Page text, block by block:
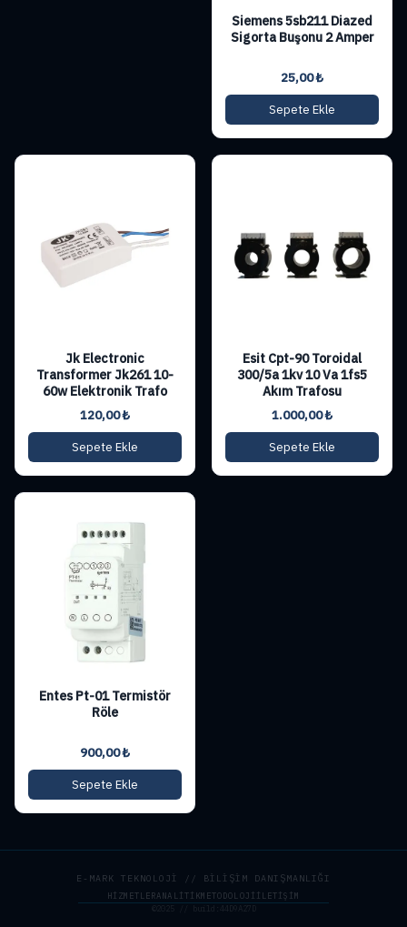
Siemens 5sb211 Diazed
Sigorta Buşonu 2 Amper
25,00₺
Sepete Ekle
Jk Electronic
Transformer Jk261 10-
60w Elektronik Trafo
120,00₺
Sepete Ekle
Esit Cpt-90 Toroidal
300/5a 1kv 10 Va 1fs5
Akım Trafosu
1.000,00₺
Sepete Ekle
Entes Pt-01 Termistör
Röle
900,00₺
Sepete Ekle
E-MARK TEKNOLOJİ // BİLİŞİM DANIŞMANLIĞI
HIZMETLERANALITIKMETODOLOJI İLETIŞIM